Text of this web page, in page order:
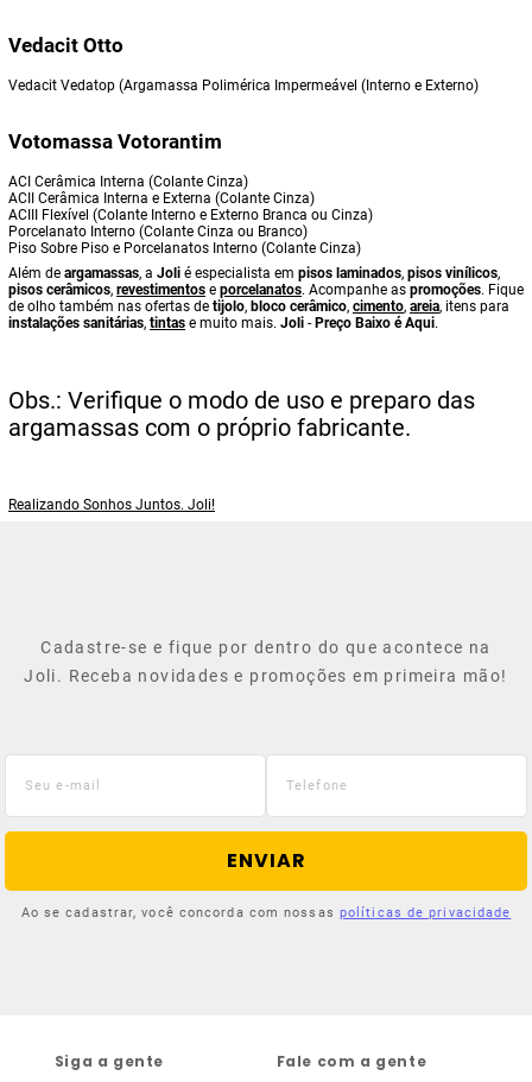
Vedacit Otto
Vedacit Vedatop (Argamassa Polimérica Impermeável (Interno e Externo)
Votomassa Votorantim
ACI Cerâmica Interna (Colante Cinza)
ACII Cerâmica Interna e Externa (Colante Cinza)
ACIII Flexível (Colante Interno e Externo Branca ou Cinza)
Porcelanato Interno (Colante Cinza ou Branco)
Piso Sobre Piso e Porcelanatos Interno (Colante Cinza)
Além de argamassas, a Joli é especialista em pisos laminados, pisos vinílicos,
pisos cerâmicos, revestimentos e porcelanatos. Acompanhe as promoções. Fique
de olho também nas ofertas de tijolo, bloco cerâmico, cimento, areia, itens para
instalações sanitárias, tintas e muito mais. Joli - Preço Baixo é Aqui.
Obs.: Verifique o modo de uso e preparo das
argamassas com o próprio fabricante.
Realizando Sonhos Juntos. Joli!
Cadastre-se e fique por dentro do que acontece na
Joli. Receba novidades e promoções em primeira mão!
ENVIAR
Ao se cadastrar, você concorda com nossas políticas de privacidade
Siga a gente Fale com a gente